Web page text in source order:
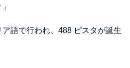
語で行われ、488 ピスタが誕生